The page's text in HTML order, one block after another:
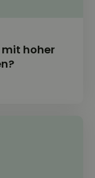
mit hoher